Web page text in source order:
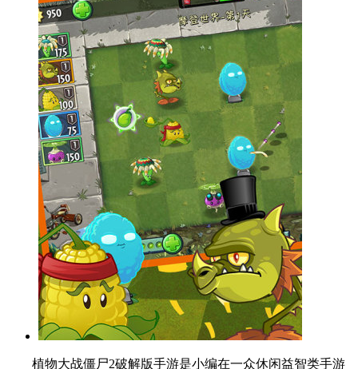
植物大战僵尸2破解版手游是小编在一众休闲益智类手游